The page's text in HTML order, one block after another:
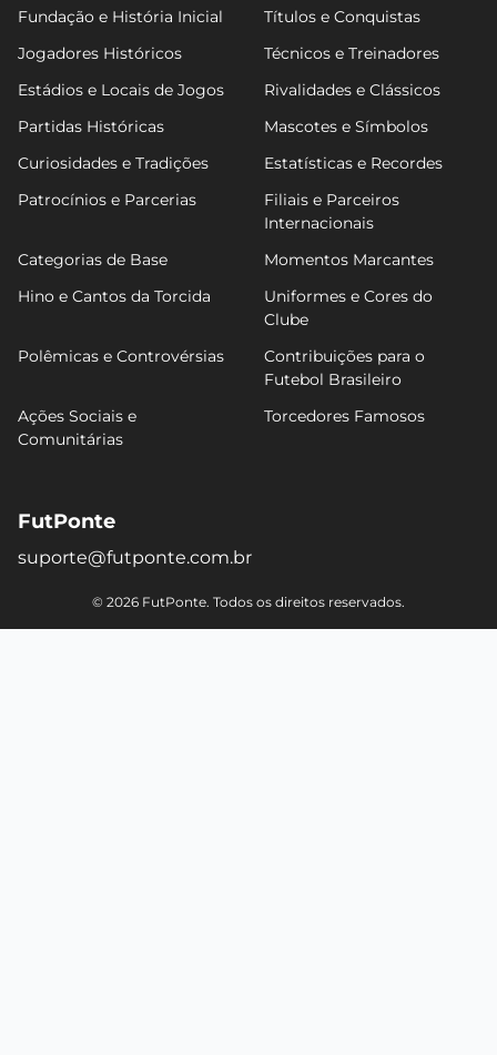
Fundação e História Inicial
Títulos e Conquistas
Jogadores Históricos
Técnicos e Treinadores
Estádios e Locais de Jogos
Rivalidades e Clássicos
Partidas Históricas
Mascotes e Símbolos
Curiosidades e Tradições
Estatísticas e Recordes
Patrocínios e Parcerias
Filiais e Parceiros
Internacionais
Categorias de Base
Momentos Marcantes
Hino e Cantos da Torcida
Uniformes e Cores do
Clube
Polêmicas e Controvérsias
Contribuições para o
Futebol Brasileiro
Ações Sociais e
Comunitárias
Torcedores Famosos
FutPonte
suporte@futponte.com.br
© 2026 FutPonte. Todos os direitos reservados.